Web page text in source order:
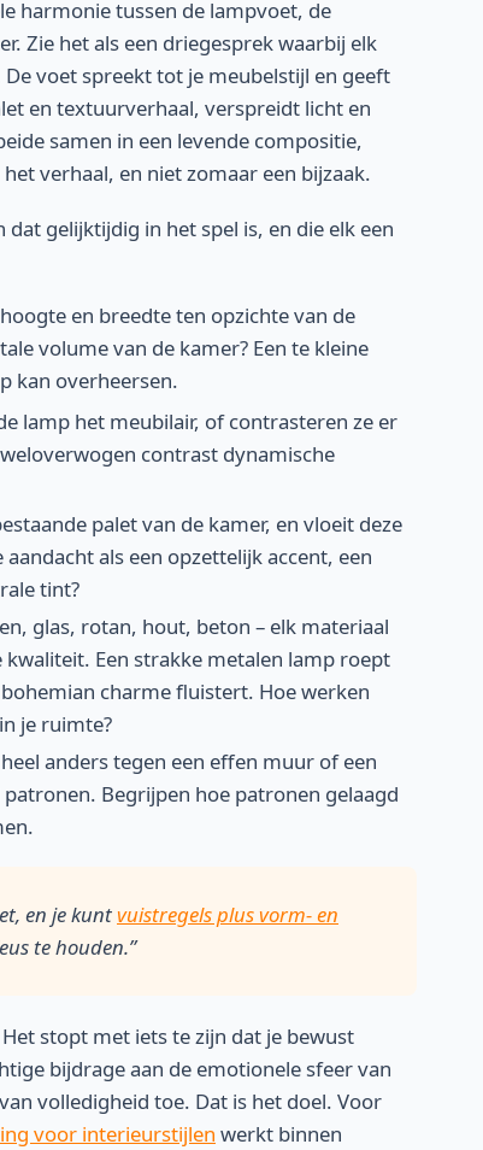
harmonie tussen de lampvoet, de
Zie het als een driegesprek waarbij elk
voet spreekt tot je meubelstijl en geeft
en textuurverhaal, verspreidt licht en
samen in een levende compositie,
verhaal, en niet zomaar een bijzaak.
gelijktijdig in het spel is, en die elk een
en breedte ten opzichte van de
volume van de kamer? Een te kleine
kan overheersen.
lamp het meubilair, of contrasteren ze er
contrast dynamische
palet van de kamer, en vloeit deze
als een opzettelijk accent, een
tint?
glas, rotan, hout, beton – elk materiaal
Een strakke metalen lamp roept
charme fluistert. Hoe werken
je ruimte?
anders tegen een effen muur of een
Begrijpen hoe patronen gelaagd
en je kuntvuistregels plus vorm- en
te houden.”
stopt met iets te zijn dat je bewust
bijdrage aan de emotionele sfeer van
volledigheid toe. Dat is het doel. Voor
voor interieurstijlen werkt binnen